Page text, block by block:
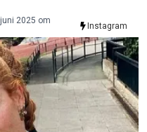
2025 om
Instagram